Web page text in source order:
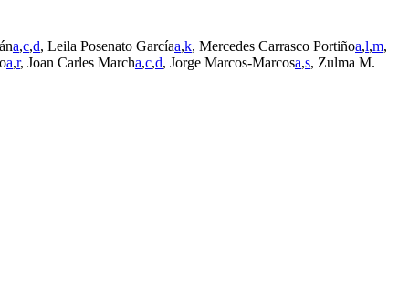
a,c,d, Leila Posenato Garcíaa,k, Mercedes Carrasco Portiñoa,l,m,
a,r, Joan Carles Marcha,c,d, Jorge Marcos-Marcosa,s, Zulma M.